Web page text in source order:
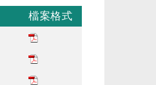
檔案格式